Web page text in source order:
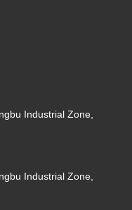
Industrial Zone,
Industrial Zone,